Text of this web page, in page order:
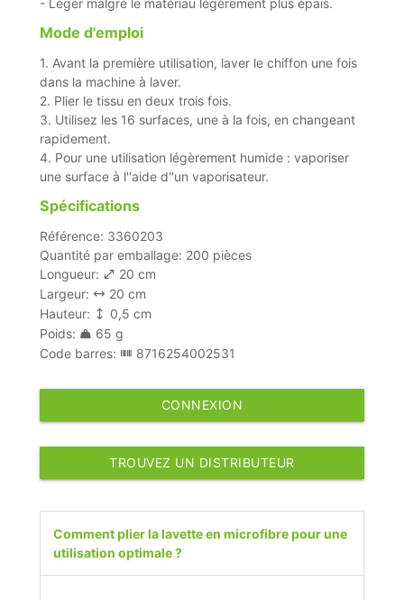
- Léger malgré le matériau légèrement plus épais.
Mode d'emploi
1. Avant la première utilisation, laver le chiffon une fois
dans la machine à laver.
2. Plier le tissu en deux trois fois.
3. Utilisez les 16 surfaces, une à la fois, en changeant
rapidement.
4. Pour une utilisation légèrement humide : vaporiser
une surface à l''aide d''un vaporisateur.
Spécifications
Référence: 3360203
Quantité par emballage: 200 pièces
Longueur:
20 cm
Largeur:
20 cm
Hauteur:
0,5 cm
Poids:
65 g
Code barres:
8716254002531
CONNEXION
TROUVEZ UN DISTRIBUTEUR
Comment plier la lavette en microfibre pour une
utilisation optimale ?